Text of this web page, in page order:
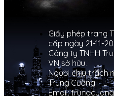
Giấy phép trang
cấp ngày 21-11-
Công ty TNHH
VN sở hữu.
Người chịu trách
Trung Cường
Email: